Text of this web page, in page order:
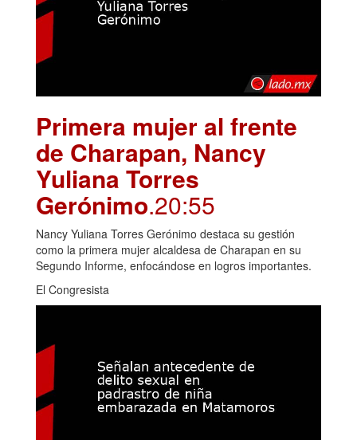
Primera mujer al frente
de Charapan, Nancy
Yuliana Torres
Gerónimo.20:55
Nancy Yuliana Torres Gerónimo destaca su gestión
como la primera mujer alcaldesa de Charapan en su
Segundo Informe, enfocándose en logros importantes.
El Congresista